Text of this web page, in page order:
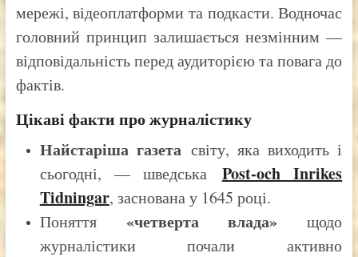
мережі, відеоплатформи та подкасти. Водночас
головний принцип залишається незмінним —
відповідальність перед аудиторією та повага до
фактів.
Цікаві факти про журналістику
Найстаріша газетасвіту, яка виходить і
сьогодні, — шведська Post-och Inrikes
Tidningar, заснована у 1645 році.
Поняття«четверта влада»щодо
журналістики почали активно